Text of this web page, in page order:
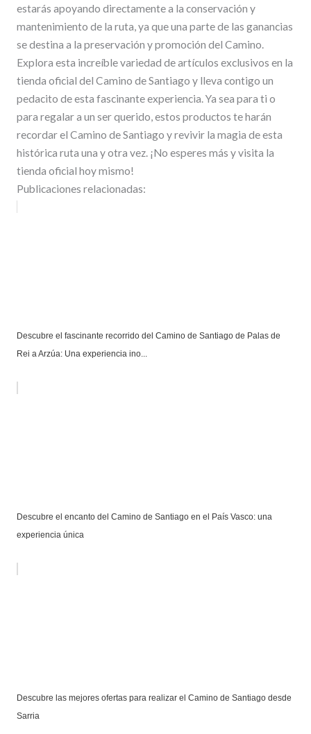
estarás apoyando directamente a la conservación y
mantenimiento de la ruta, ya que una parte de las ganancias
se destina a la preservación y promoción del Camino.
Explora esta increíble variedad de artículos exclusivos en la
tienda oficial del Camino de Santiago y lleva contigo un
pedacito de esta fascinante experiencia. Ya sea para ti o
para regalar a un ser querido, estos productos te harán
recordar el Camino de Santiago y revivir la magia de esta
histórica ruta una y otra vez. ¡No esperes más y visita la
tienda oficial hoy mismo!
Publicaciones relacionadas:
Descubre el fascinante recorrido del Camino de Santiago de Palas de
Rei a Arzúa: Una experiencia ino...
Descubre el encanto del Camino de Santiago en el País Vasco: una
experiencia única
Descubre las mejores ofertas para realizar el Camino de Santiago desde
Sarria